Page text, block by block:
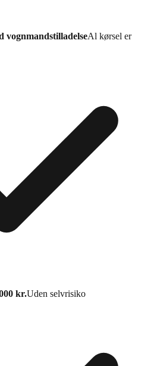
Al kørsel er
kr.Uden selvrisiko